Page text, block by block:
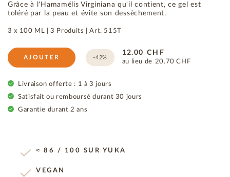
Grâce à l'Hamamélis Virginiana qu'il contient, ce gel est
toléré par la peau et évite son dessèchement.
3 x 100 ML |3 Produits |Art. 515T
AJOUTER -42%
12.00 CHF
au lieu de 20.70 CHF
Livraison offerte : 1 à 3 jours
Satisfait ou remboursé durant 30 jours
Garantie durant 2 ans
≈ 86 / 100 SUR YUKA
VEGAN